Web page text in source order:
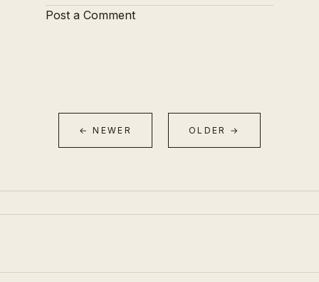
Post a Comment
← NEWER OLDER →